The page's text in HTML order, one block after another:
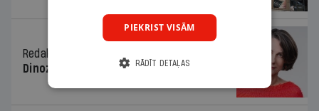
Redaktores sleja
Dinozaura triks
PIEKRIST VISĀM
RĀDĪT DETAĻAS